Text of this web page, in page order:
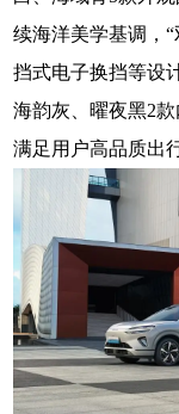
续海洋美学基调，
挡式电子换挡等设
海韵灰、曜夜黑2
满足用户高品质出